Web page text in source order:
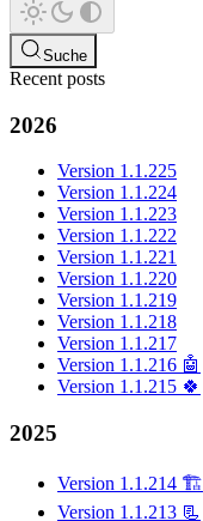
Suche
Recent posts
2026
Version 1.1.225
Version 1.1.224
Version 1.1.223
Version 1.1.222
Version 1.1.221
Version 1.1.220
Version 1.1.219
Version 1.1.218
Version 1.1.217
Version 1.1.216 🤖
Version 1.1.215 🍀
2025
Version 1.1.214 🏗️
Version 1.1.213 📃